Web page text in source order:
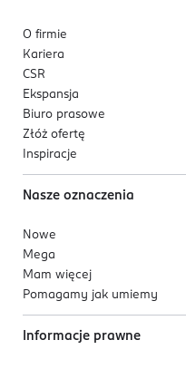
O firmie
Kariera
CSR
Ekspansja
Biuro prasowe
Złóż ofertę
Inspiracje
Nasze oznaczenia
Nowe
Mega
Mam więcej
Pomagamy jak umiemy
Informacje prawne